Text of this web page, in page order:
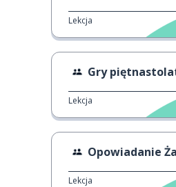
Lekcja
Gry piętnastolatków kontra
Lekcja
Opowiadanie
Lekcja